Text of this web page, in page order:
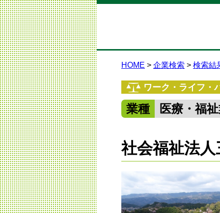
HOME 企業検索 検索結
ワーク・ライフ・
業種 医療・福
社会福祉法